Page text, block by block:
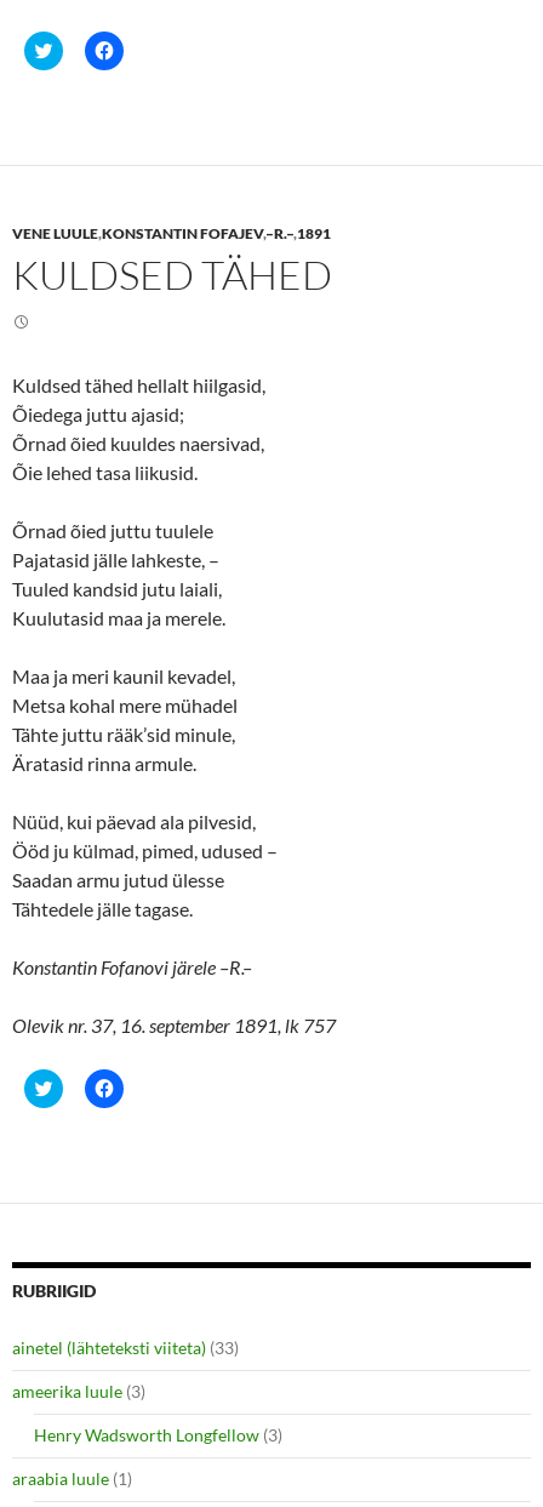
C
l
h
o
T
w
(
O
p
e
n
s
i
w
i
n
d
o
w
C
l
h
o
F
a
k
(
O
p
e
n
s
e
w
w
i
n
d
o
VENE LUULE,KONSTANTIN FOFAJEV,–R.–,1891
KULDSED TÄHED
Kuldsed tähed hellalt hiilgasid,
Õiedega juttu ajasid;
Õrnad õied kuuldes naersivad,
Õie lehed tasa liikusid.
Õrnad õied juttu tuulele
Pajatasid jälle lahkeste, –
Tuuled kandsid jutu laiali,
Kuulutasid maa ja merele.
Maa ja meri kaunil kevadel,
Metsa kohal mere mühadel
Tähte juttu rääk’sid minule,
Äratasid rinna armule.
Nüüd, kui päevad ala pilvesid,
Ööd ju külmad, pimed, udused –
Saadan armu jutud ülesse
Tähtedele jälle tagase.
Konstantin Fofanovi järele –R.–
Olevik nr. 37, 16. september 1891, lk 757
C
l
h
e
o
n
t
t
e
r
(
O
p
e
n
C
l
h
e
o
e
b
o
o
k
(
O
p
e
n
RUBRIIGID
ainetel (lähteteksti viiteta) (33)
ameerika luule (3)
Henry Wadsworth Longfellow (3)
araabia luule (1)